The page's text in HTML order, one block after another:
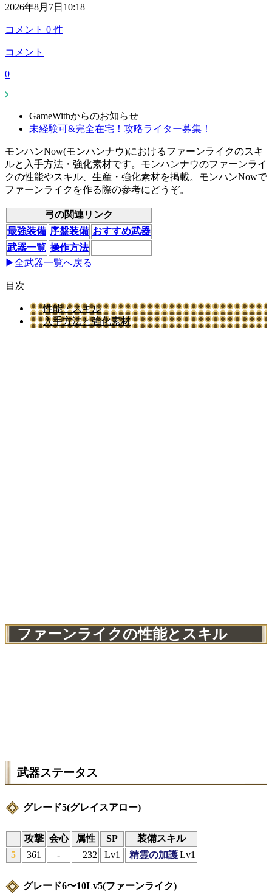
2026年8月7日10:18
コメント 0 件
コメント
0
GameWithからのお知らせ
未経験可&完全在宅！攻略ライター募集！
モンハンNow(モンハンナウ)におけるファーンライクのスキ
ルと入手方法・強化素材です。モンハンナウのファーンライ
クの性能やスキル、生産・強化素材を掲載。モンハンNowで
ファーンライクを作る際の参考にどうぞ。
弓の関連リンク
最強装備 序盤装備 おすすめ武器
武器一覧 操作方法
▶全武器一覧へ戻る
目次
性能・スキル
入手方法と強化素材
ファーンライクの性能とスキル
武器ステータス
グレード5(グレイスアロー)
攻撃 会心 属性 SP
装備スキル
5
361 - 232 Lv1 精霊の加護 Lv1
グレード6〜10Lv5(ファーンライク)